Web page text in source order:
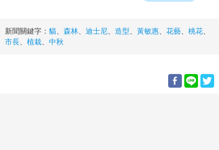
新聞關鍵字： 貓 森林 迪士尼 造型 黃敏惠 花藝 桃花
市長
植栽 中秋